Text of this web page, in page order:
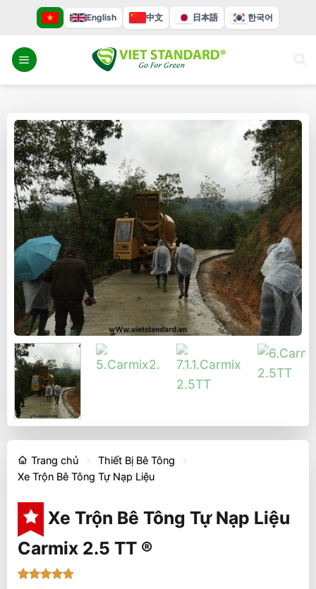
nội
dung
English 中文 日本語 한국어
Trang chủ
Thiết Bị Bê Tông
Xe Trộn Bê Tông Tự Nạp Liệu
Xe Trộn Bê Tông Tự Nạp Liệu
Carmix 2.5 TT ®